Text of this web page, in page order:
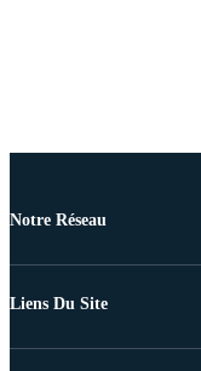
Notre Réseau
Liens Du Site